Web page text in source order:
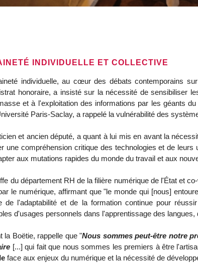
INDIVIDUELLE ET COLLECTIVE
individuelle, au cœur des débats contemporains
honoraire, a insisté sur la nécessité de sensibiliser
et à l'exploitation des informations par les géants
Paris-Saclay, a rappelé la vulnérabilité des
et ancien député, a quant à lui mis en avant la
une compréhension critique des technologies et de
aux mutations rapides du monde du travail et aux
du département RH de la filière numérique de l'État et
le numérique, affirmant que "le monde qui [nous]
de l'adaptabilité et de la formation continue pour
d'usages personnels dans l'apprentissage des langues,
la Boëtie, rappelle que "Nous sommes peut-être notre
[...] qui fait que nous sommes les premiers à être
face aux enjeux du numérique et la nécessité de